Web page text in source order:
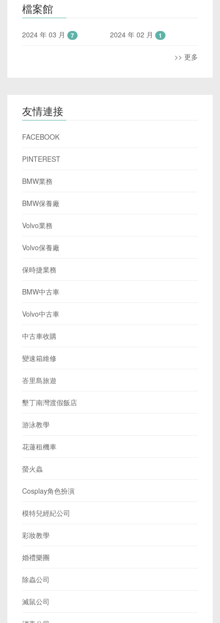
檔案館
2024 年 03 月 7 2024 年 02 月 1
>> 更多
友情連接
FACEBOOK
PINTEREST
BMW業務
BMW保養廠
Volvo業務
Volvo保養廠
保時捷業務
BMW中古車
Volvo中古車
中古車收購
變速箱維修
峇里島旅遊
墾丁南灣渡假飯店
游泳教學
花蓮租機車
螢火蟲
Cosplay角色扮演
模特兒經紀公司
彩妝教學
婚禮樂團
除蟲公司
滅鼠公司